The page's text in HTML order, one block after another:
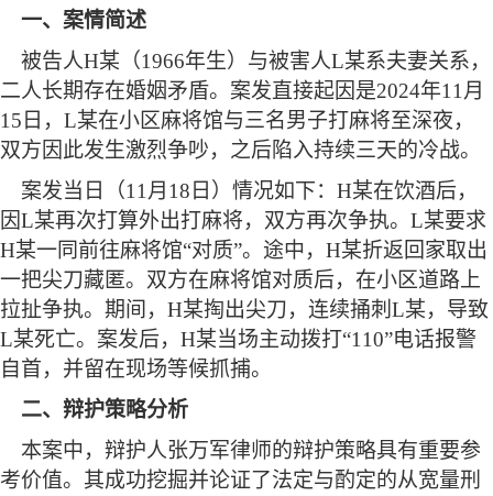
一、案情简述
被告人H某（1966年生）与被害人L某系夫妻关系，
二人长期存在婚姻矛盾。案发直接起因是2024年11月
15日，L某在小区麻将馆与三名男子打麻将至深夜，
双方因此发生激烈争吵，之后陷入持续三天的冷战。
案发当日（11月18日）情况如下：H某在饮酒后，
因L某再次打算外出打麻将，双方再次争执。L某要求
H某一同前往麻将馆“对质”。途中，H某折返回家取出
一把尖刀藏匿。双方在麻将馆对质后，在小区道路上
拉扯争执。期间，H某掏出尖刀，连续捅刺L某，导致
L某死亡。案发后，H某当场主动拨打“110”电话报警
自首，并留在现场等候抓捕。
二、辩护策略分析
本案中，辩护人张万军律师的辩护策略具有重要参
考价值。其成功挖掘并论证了法定与酌定的从宽量刑